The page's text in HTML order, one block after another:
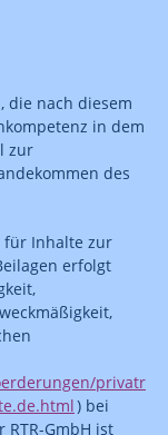
die nach diesem
in dem
zur
des
für Inhalte zur
erfolgt
privatr
) bei
GmbH ist